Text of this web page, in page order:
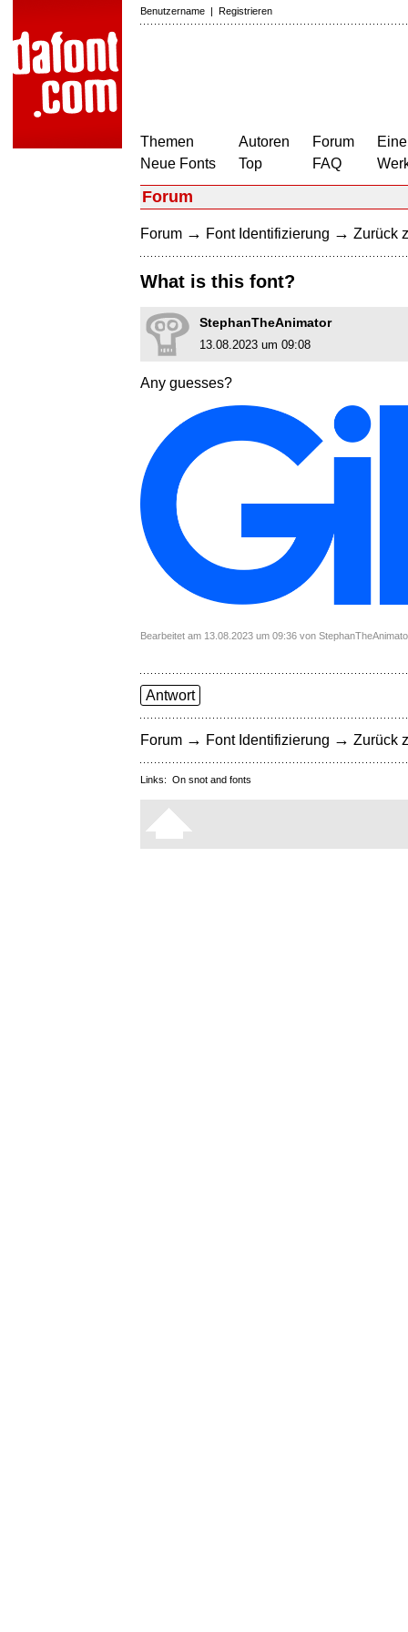
Benutzername | Registrieren
Themen
Neue Fonts
Autoren
Top
Forum
FAQ
Forum
Forum → Font Identifizierung → Zurück
What is this font?
StephanTheAnimator
13.08.2023 um 09:08
Any guesses?
Bearbeitet am 13.08.2023 um 09:36 von
Antwort
Forum → Font Identifizierung → Zurück
Links: On snot and fonts